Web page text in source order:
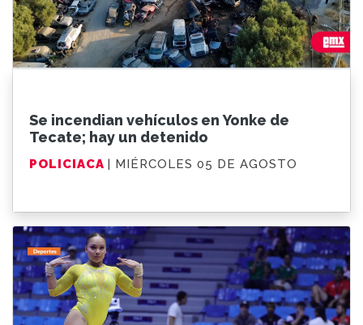
Se incendian vehículos en Yonke de
Tecate; hay un detenido
POLICIACA | MIÉRCOLES 05 DE AGOSTO